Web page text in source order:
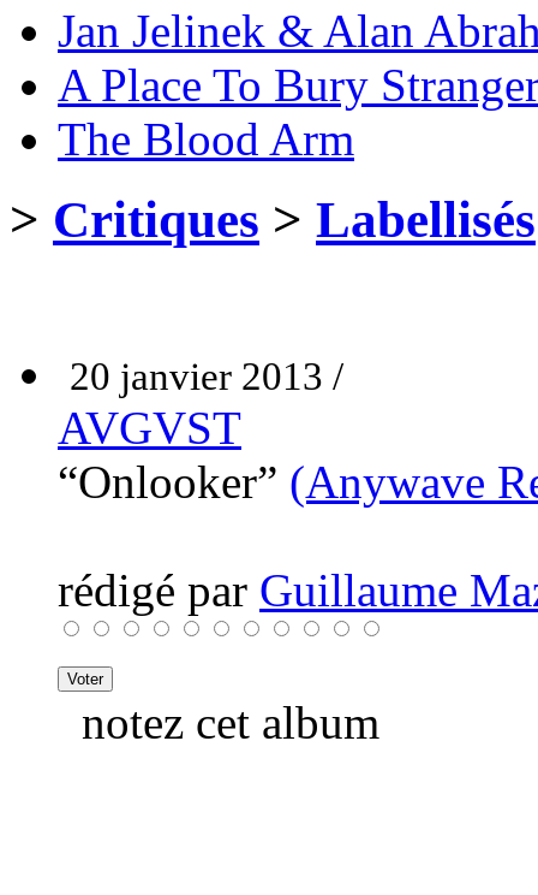
Jan Jelinek & Alan
A Place To Bury
The Blood Arm
> Critiques > Labellisés
20 janvier 2013 /
AVGVST
“Onlooker” (Anywave
rédigé par Guillaume
notez cet album